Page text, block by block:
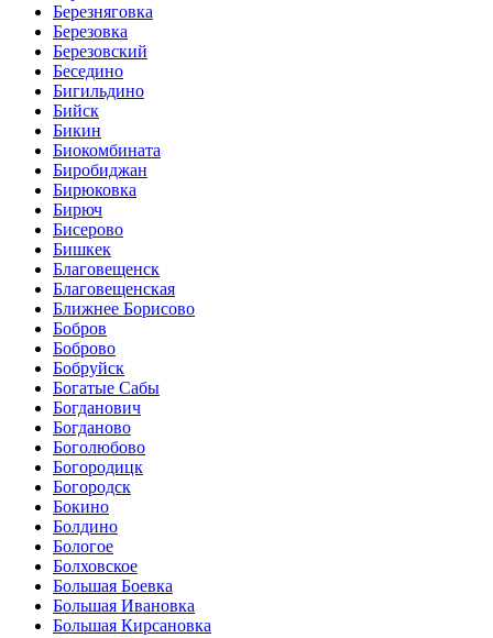
Березняговка
Березовка
Березовский
Беседино
Бигильдино
Бийск
Бикин
Биокомбината
Биробиджан
Бирюковка
Бирюч
Бисерово
Бишкек
Благовещенск
Благовещенская
Ближнее Борисово
Бобров
Боброво
Бобруйск
Богатые Сабы
Богданович
Богданово
Боголюбово
Богородицк
Богородск
Бокино
Болдино
Бологое
Болховское
Большая Боевка
Большая Ивановка
Большая Кирсановка